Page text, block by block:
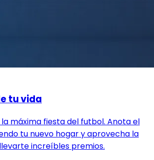
tu vida
máxima fiesta del futbol. Anota el
tu nuevo hogar y aprovecha la
increíbles premios.